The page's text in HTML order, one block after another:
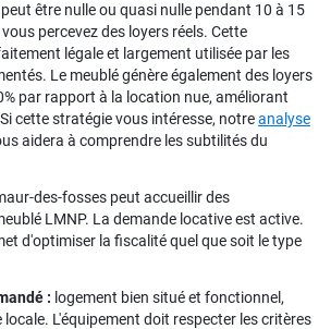
être nulle ou quasi nulle pendant 10 à 15
percevez des loyers réels. Cette
légale et largement utilisée par les
Le meublé génère également des loyers
par rapport à la location nue, améliorant
cette stratégie vous intéresse, notreanalyse
aidera à comprendre les subtilités du
des-fosses peut accueillir des
LMNP. La demande locative est active.
d'optimiser la fiscalité quel que soit le type
: logement bien situé et fonctionnel,
L'équipement doit respecter les critères